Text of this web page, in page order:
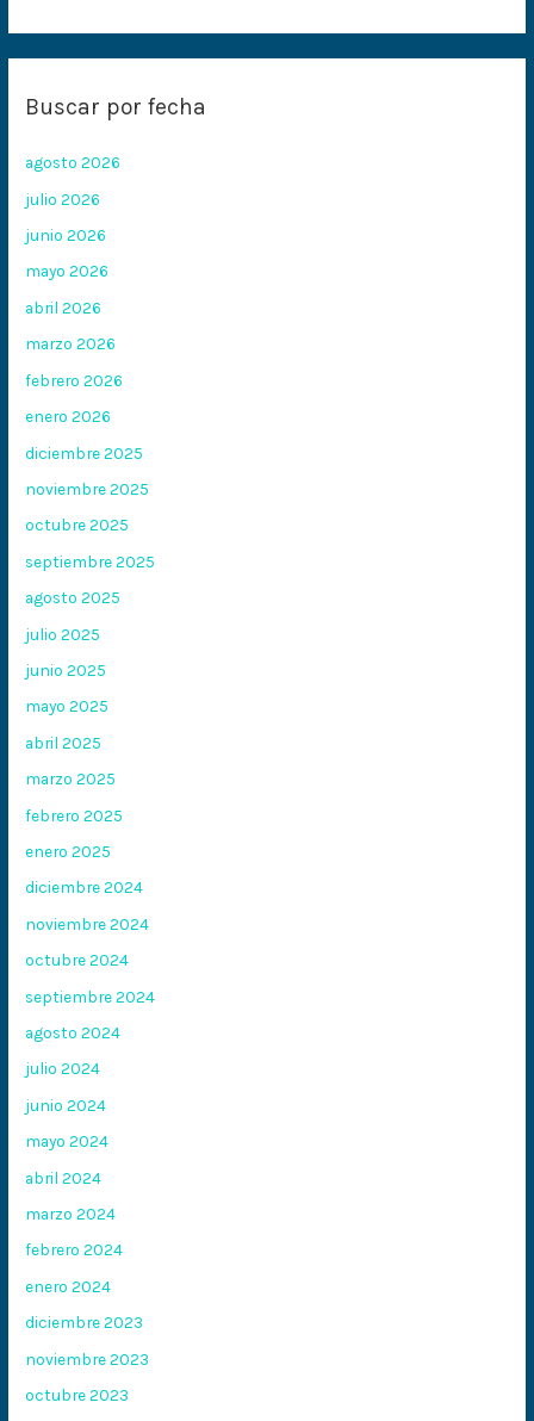
Buscar por fecha
agosto 2026
julio 2026
junio 2026
mayo 2026
abril 2026
marzo 2026
febrero 2026
enero 2026
diciembre 2025
noviembre 2025
octubre 2025
septiembre 2025
agosto 2025
julio 2025
junio 2025
mayo 2025
abril 2025
marzo 2025
febrero 2025
enero 2025
diciembre 2024
noviembre 2024
octubre 2024
septiembre 2024
agosto 2024
julio 2024
junio 2024
mayo 2024
abril 2024
marzo 2024
febrero 2024
enero 2024
diciembre 2023
noviembre 2023
octubre 2023